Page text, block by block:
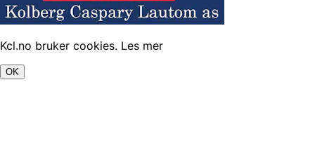
Kcl.no bruker cookies. Les mer
OK